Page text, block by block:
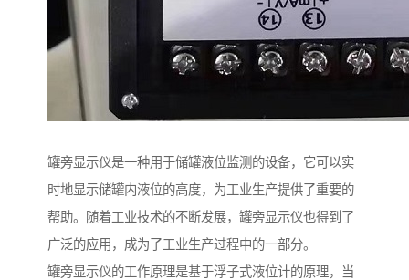
罐旁显示仪是一种用于储罐液位监测的设备，它可以实
时地显示储罐内液位的高度，为工业生产提供了重要的
帮助。随着工业技术的不断发展，罐旁显示仪也得到了
广泛的应用，成为了工业生产过程中的一部分。
罐旁显示仪的工作原理是基于浮子式液位计的原理，当